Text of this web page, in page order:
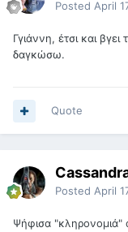
Posted April
Γγιάννη, έτσι και
δαγκώσω.
Quote
Posted April
Ψήφισα "κληρονομιά"